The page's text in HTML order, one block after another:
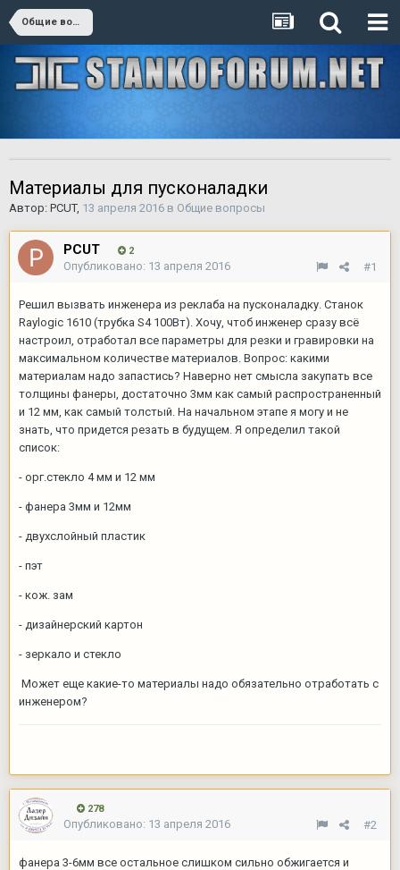
Общие вопросы
Материалы для пусконаладки
Автор: PCUT, 13 апреля 2016 в Общие вопросы
PCUT 2
#1
Опубликовано: 13 апреля 2016
Решил вызвать инженера из реклаба на пусконаладку. Станок
Raylogic 1610 (трубка S4 100Вт). Хочу, чтоб инженер сразу всё
настроил, отработал все параметры для резки и гравировки на
максимальном количестве материалов. Вопрос: какими
материалам надо запастись? Наверно нет смысла закупать все
толщины фанеры, достаточно 3мм как самый распространенный
и 12 мм, как самый толстый. На начальном этапе я могу и не
знать, что придется резать в будущем. Я определил такой
список:
- орг.стекло 4 мм и 12 мм
- фанера 3мм и 12мм
- двухслойный пластик
- пэт
- кож. зам
- дизайнерский картон
- зеркало и стекло
Может еще какие-то материалы надо обязательно отработать с
инженером?
278
#2
Опубликовано: 13 апреля 2016
фанера 3-6мм все остальное слишком сильно обжигается и